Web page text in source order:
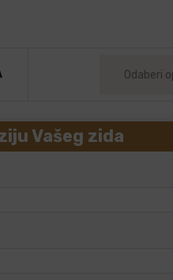
Vašeg zida